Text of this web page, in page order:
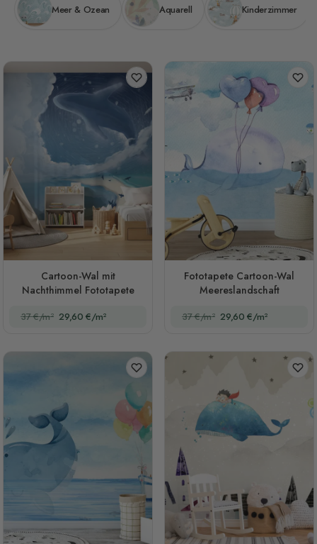
Meer & Ozean Aquarell Kinderzimmer
Cartoon-Wal mit
Nachthimmel Fototapete
37 €/m² 29,60 €/m²
Fototapete Cartoon-Wal
Meereslandschaft
37 €/m² 29,60 €/m²